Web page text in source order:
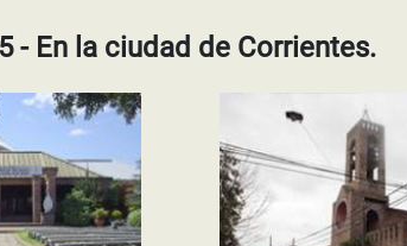
- En la ciudad de Corrientes.